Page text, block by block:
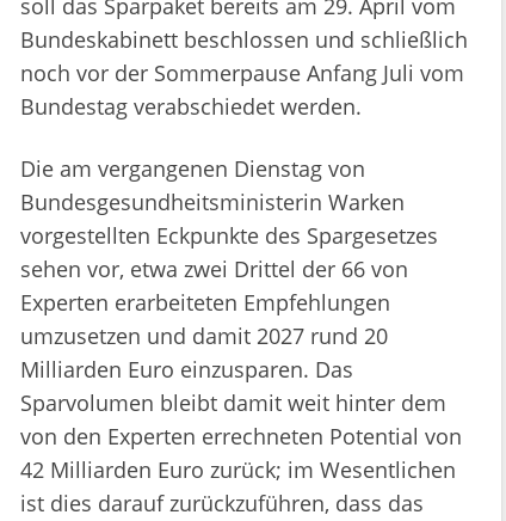
soll das Sparpaket bereits am 29. April vom
Bundeskabinett beschlossen und schließlich
noch vor der Sommerpause Anfang Juli vom
Bundestag verabschiedet werden.
Die am vergangenen Dienstag von
Bundesgesundheitsministerin Warken
vorgestellten Eckpunkte des Spargesetzes
sehen vor, etwa zwei Drittel der 66 von
Experten erarbeiteten Empfehlungen
umzusetzen und damit 2027 rund 20
Milliarden Euro einzusparen. Das
Sparvolumen bleibt damit weit hinter dem
von den Experten errechneten Potential von
42 Milliarden Euro zurück; im Wesentlichen
ist dies darauf zurückzuführen, dass das